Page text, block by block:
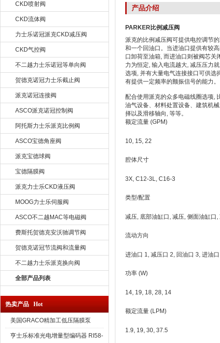
CKD喷射阀
CKD流体阀
力士乐诺冠派克CKD减压阀
CKD气控阀
不二越力士乐诺冠等单向阀
贺德克诺冠力士乐截止阀
派克诺冠连接阀
ASCO派克诺冠控制阀
阿托斯力士乐派克比例阀
ASCO宝德角座阀
派克宝德球阀
宝德隔膜阀
派克力士乐CKD液压阀
MOOG力士乐伺服阀
ASCO不二越MAC等电磁阀
费斯托贺德克安沃驰调节阀
贺德克诺冠节流阀和流量阀
不二越力士乐派克换向阀
全部产品列表
热卖产品 Hot
美国GRACO精加工低压隔膜泵
亨士乐标准光电增量型编码器 RI58-
产品介绍
PARKER比例减压阀
派克的比例减压阀可提供电控调节
和一个回油口。当进油口提供有较
口卸荷至油箱, 而进油口则被阀芯
力为恒定, 输入电流越大, 减压压力
选项, 并有大量电气连接接口可供选
有提供一定频率的颤振信号的能力。
配合使用派克的众多电磁线圈选项,
油气设备、材料处置设备、建筑机
择以及滑移轴向, 等等。
额定流量 (GPM)
10, 15, 22
腔体尺寸
3X, C12-3L, C16-3
类型/配置
减压, 底部油缸口, 减压, 侧面油缸口,
流动方向
进油口 1, 减压口 2, 回油口 3, 进油
功率 (W)
14, 19, 18, 28, 14
额定流量 (LPM)
1.9, 19, 30, 37.5